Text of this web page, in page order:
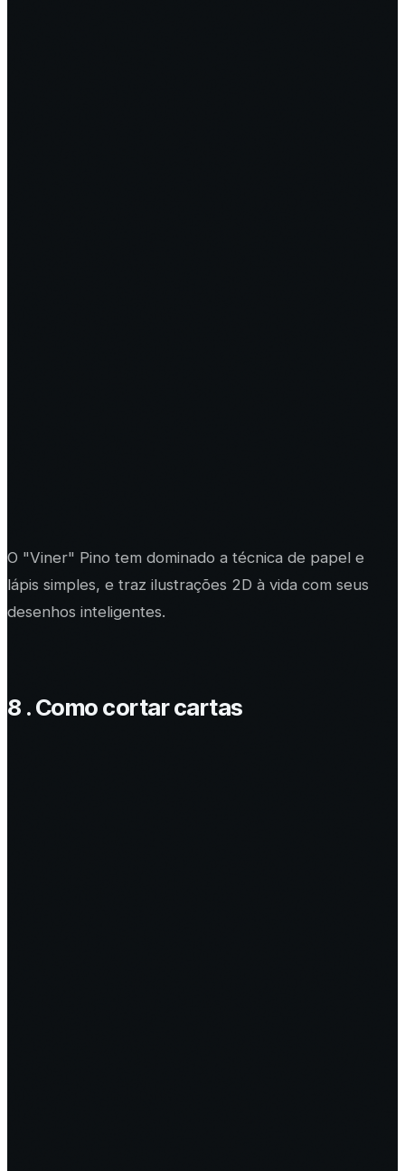
O "Viner" Pino tem dominado a técnica de papel e
lápis simples, e traz ilustrações 2D à vida com seus
desenhos inteligentes.
8 . Como cortar cartas